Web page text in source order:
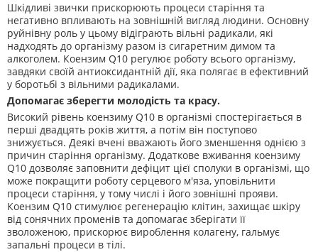
Шкідливі звички прискорюють процеси старіння та
негативно впливають на зовнішній вигляд людини. Основну
руйнівну роль у цьому відіграють вільні радикали, які
надходять до організму разом із сигаретним димом та
алкоголем. Коензим Q10 регулює роботу всього організму,
завдяки своїй антиоксидантній дії, яка полягає в ефективний
у боротьбі з вільними радикалами.
Допомагає зберегти молодість та красу.
Високий рівень коензиму Q10 в організмі спостерігається в
перші двадцять років життя, а потім він поступово
знижується. Деякі вчені вважають його зменшення однією з
причин старіння організму. Додаткове вживання коензиму
Q10 дозволяє заповнити дефіцит цієї сполуки в організмі, що
може покращити роботу серцевого м'яза, уповільнити
процеси старіння, у тому числі і його зовнішні прояви.
Коензим Q10 стимулює регенерацію клітин, захищає шкіру
від сонячних променів та допомагає зберігати її
зволоженою, прискорює вироблення колагену, гальмує
запальні процеси в тілі.